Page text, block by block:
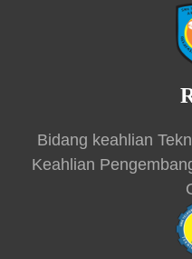
Bidang keahlian
Keahlian